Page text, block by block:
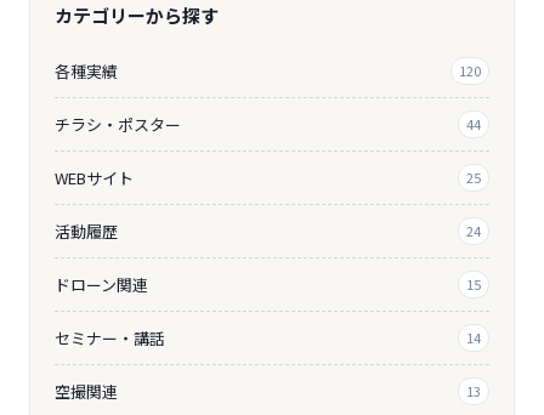
カテゴリーから探す
各種実績 120
チラシ・ポスター 44
WEBサイト 25
活動履歴 24
ドローン関連 15
セミナー・講話 14
空撮関連 13